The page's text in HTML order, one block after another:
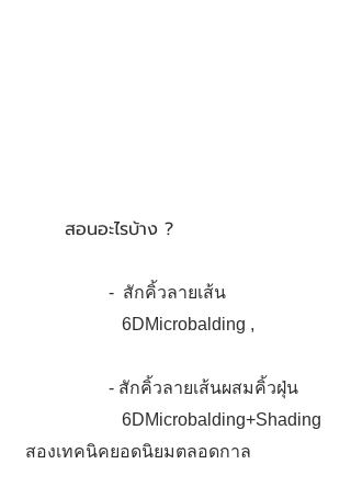
สอนอะไรบ้าง ?
- สักคิ้วลายเส้น
6DMicrobalding ,
- สักคิ้วลายเส้นผสมคิ้วฝุ่น
6DMicrobalding+Shading
สองเทคนิคยอดนิยมตลอดกาล